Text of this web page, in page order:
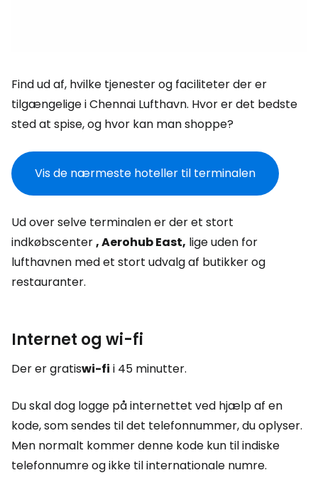
Find ud af, hvilke tjenester og faciliteter der er
tilgængelige i Chennai Lufthavn. Hvor er det bedste
sted at spise, og hvor kan man shoppe?
Vis de nærmeste hoteller til terminalen
Ud over selve terminalen er der et stort
indkøbscenter, Aerohub East, lige uden for
lufthavnen med et stort udvalg af butikker og
restauranter.
Internet og wi-fi
Der er gratiswi-fi i 45 minutter.
Du skal dog logge på internettet ved hjælp af en
kode, som sendes til det telefonnummer, du oplyser.
Men normalt kommer denne kode kun til indiske
telefonnumre og ikke til internationale numre.